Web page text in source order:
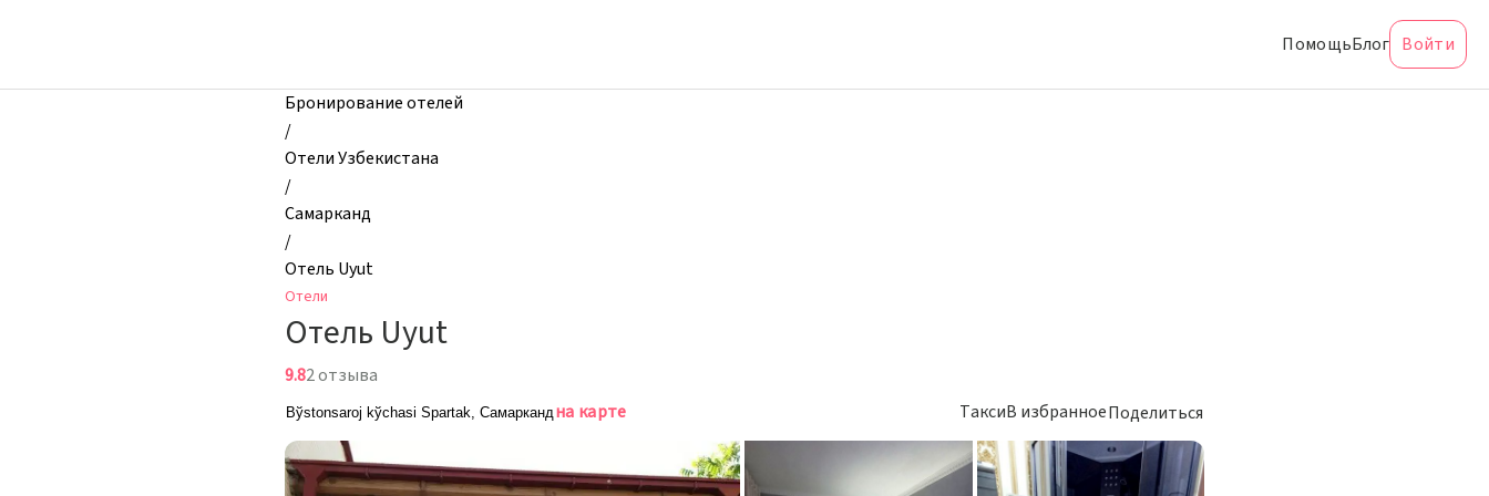
Отель
ПомощьБлог Войти
Бронирование отелей
/
Отели Узбекистана
/
Самарканд
/
Отель Uyut
Отели
Отель Uyut
9.82 отзыва
Bўstonsaroj kўchasi Spartak, Самаркандна карте ТаксиВ избранноеПоделиться